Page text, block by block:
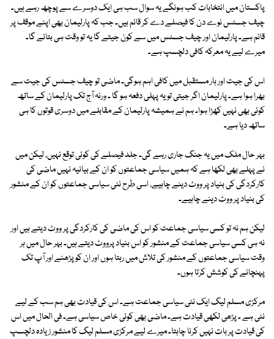
پاکستان میں انتخابات کب ہونگے یہ سوال سب ہی ایک دوسرے سے پوچھ رہے ہیں۔
چیف جسٹس نوے دن کا فیصلے دے کر قائم ہیں۔ جب کہ پارلیمان بھی اپنے موقف پر
قائم ہے۔ پارلیمان اور چیف جسٹس میں سے کون جیتے گا یہ تو وقت ہی بتائے گا۔
میرے لیے یہ معرکہ کافی دلچسپ ہے۔
اس کی جیت اور ہار مستقبل میں کافی اہم ہوگی۔ ماضی تو چیف جسٹس کی جیت سے
بھرا ہوا ہے۔ پارلیمان اگر جیتی تو یہ پہلی دفعہ ہو گا ۔ ورنہ آج تک پارلیمان کے ساتھ
کوئی بھی نہیں کھڑا ہوا۔ ہم نے ہمیشہ پارلیمان کے مقابلے میں دوسری قوتوں کا ہی
ساتھ دیا ہے۔
بہر حال ملک میں یہ جنگ جاری رہے گی۔ جلد فیصلے کی کوئی توقع نہیں، لیکن میں
نے پہلے بھی لکھا ہے کہ ہمیں سیاسی جماعتوں کو ان کے بیانیہ نہیں ماضی کی
کارکردگی کی بنیاد پر ووٹ دینے چاہیے، اسی طرح نئی سیاسی جماعتوں کو ان کے منشور
کی بنیاد پر ووٹ دینے چاہیے۔
لیکن ہم نہ تو کسی سیاسی جماعت کو اس کی ماضی کی کارکردگی پر ووٹ دیتے ہیں اور
نہ ہی کسی سیاسی جماعت کے منشور کو اس بنیاد پرووٹ دیتے ہیں۔ بہر حال میں ہر
وقت سیاسی جماعتوں کے منشور کی تلاش میں رہتا ہوں اور ان کو پڑھنے اور آپ تک
پہنچانے کی کوشش کرتا ہوں۔
مرکزی مسلم لیگ ایک نئی سیاسی جماعت ہے۔ اس کی قیادت بھی ہم سب کے لیے
نئی ہے ۔ پڑھی لکھی قیادت ہے۔ ماضی بھی کوئی خاص سیاسی ہے۔ فی الحال میں اس
کی قیادت پر بات نہیں کرنا چاہتا۔ میرے لیے مرکزی مسلم لیگ کا منشور زیادہ دلچسپ